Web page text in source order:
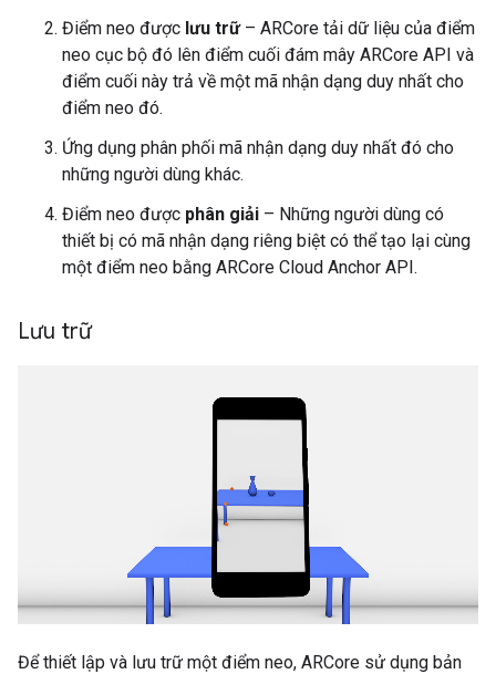
Điểm neo được lưu trữ– ARCore tải dữ liệu của điểm
neo cục bộ đó lên điểm cuối đám mây ARCore API và
điểm cuối này trả về một mã nhận dạng duy nhất cho
điểm neo đó.
Ứng dụng phân phối mã nhận dạng duy nhất đó cho
những người dùng khác.
Điểm neo được phân giải – Những người dùng có
thiết bị có mã nhận dạng riêng biệt có thể tạo lại cùng
một điểm neo bằng ARCore Cloud Anchor API.
Lưu trữ
Để thiết lập và lưu trữ một điểm neo, ARCore sử dụng bản